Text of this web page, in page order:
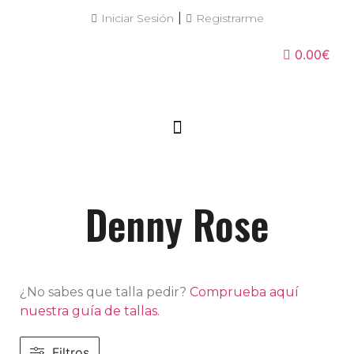
Iniciar Sesión Registrarme
0.00€
Denny Rose
¿No sabes que talla pedir? Comprueba aquí
nuestra guía de tallas.